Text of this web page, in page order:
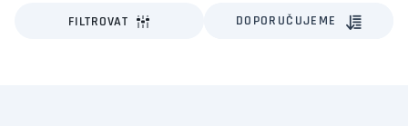
FILTROVAT DOPORUČUJEME